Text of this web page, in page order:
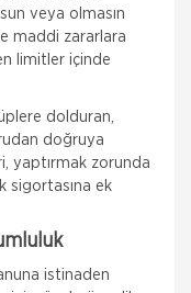
veya olmasın
maddi zararlara
limitler içinde
dolduran,
doğruya
yaptırmak zorunda
sigortasına ek
istinaden